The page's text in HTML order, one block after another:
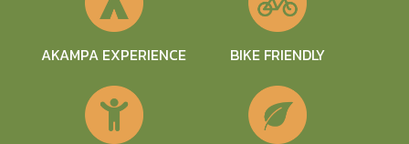
AKAMPA EXPERIENCE BIKE FRIENDLY